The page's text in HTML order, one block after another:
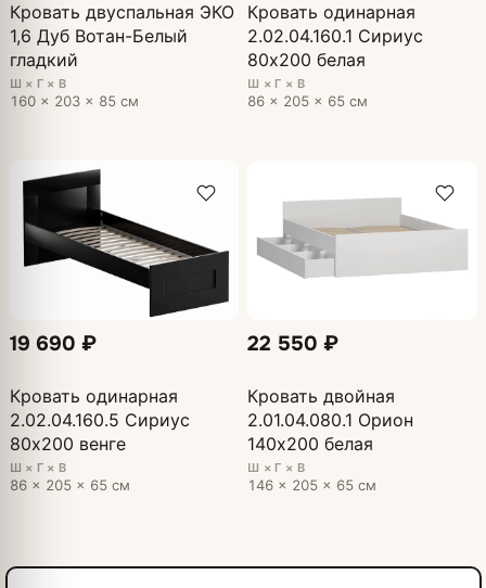
Кровать двуспальная ЭКО
1,6 Дуб Вотан-Белый
гладкий
Ш × Г × В
160 × 203 × 85 см
Кровать одинарная
2.02.04.160.1 Сириус
80х200 белая
Ш × Г × В
86 × 205 × 65 см
19 690 ₽
Кровать одинарная
2.02.04.160.5 Сириус
80х200 венге
Ш × Г × В
86 × 205 × 65 см
22 550 ₽
Кровать двойная
2.01.04.080.1 Орион
140х200 белая
Ш × Г × В
146 × 205 × 65 см